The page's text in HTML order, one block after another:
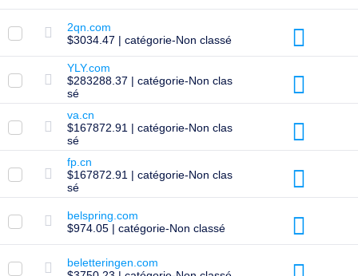
TLD
Prix
Domaines
Ventes
de
Domaines
Outils
Recherche
Whois
Évaluation
de
domaine
Suggestion
Délai
de
de
2qn.com
$3034.47 | catégorie-Non classé
YLY.com
$283288.37 | catégorie-Non clas
sé
va.cn
$167872.91 | catégorie-Non clas
sé
fp.cn
$167872.91 | catégorie-Non clas
sé
belspring.com
$974.05 | catégorie-Non classé
beletteringen.com